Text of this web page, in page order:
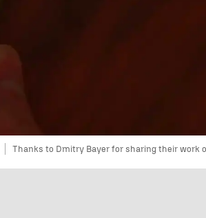
Thanks to Dmitry Bayer for sharing their work